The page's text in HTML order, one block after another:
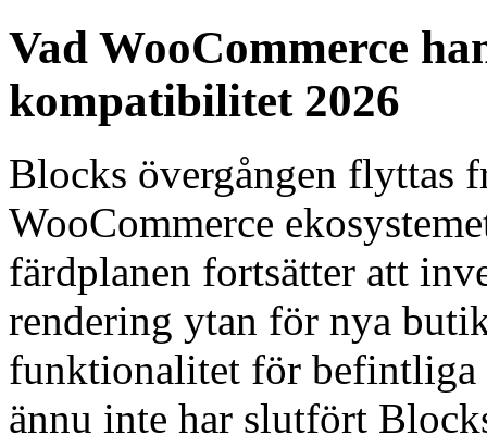
Vad WooCommerce
kompatibilitet 2026
Blocks övergången flyttas
WooCommerce
färdplanen fortsätter att
rendering ytan för nya
funktionalitet för befintliga
ännu inte har slutfört